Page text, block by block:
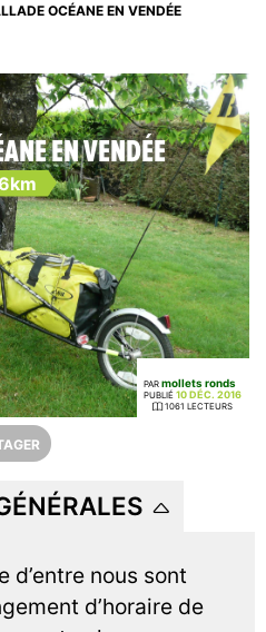
OCÉANE EN VENDÉE
EN VENDÉE
PAR mollets ronds
PUBLIÉ 10 DÉC. 2016
1061 LECTEURS
d’entre nous sont
d’horaire de